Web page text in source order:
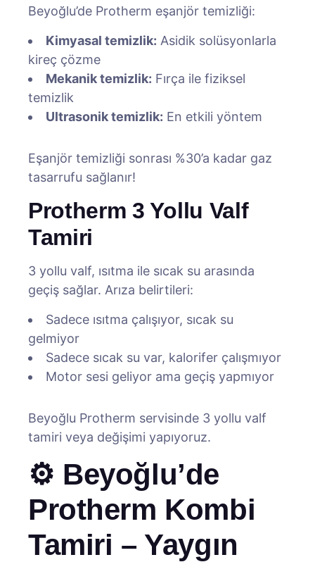
Beyoğlu’de Protherm eşanjör temizliği:
Kimyasal temizlik: Asidik solüsyonlarla
kireç çözme
Mekanik temizlik: Fırça ile fiziksel
temizlik
Ultrasonik temizlik: En etkili yöntem
Eşanjör temizliği sonrası %30’a kadar gaz
tasarrufu sağlanır!
Protherm 3 Yollu Valf
Tamiri
3 yollu valf, ısıtma ile sıcak su arasında
geçiş sağlar. Arıza belirtileri:
Sadece ısıtma çalışıyor, sıcak su
gelmiyor
Sadece sıcak su var, kalorifer çalışmıyor
Motor sesi geliyor ama geçiş yapmıyor
Beyoğlu Protherm servisinde 3 yollu valf
tamiri veya değişimi yapıyoruz.
⚙️ Beyoğlu’de
Protherm Kombi
Tamiri – Yaygın